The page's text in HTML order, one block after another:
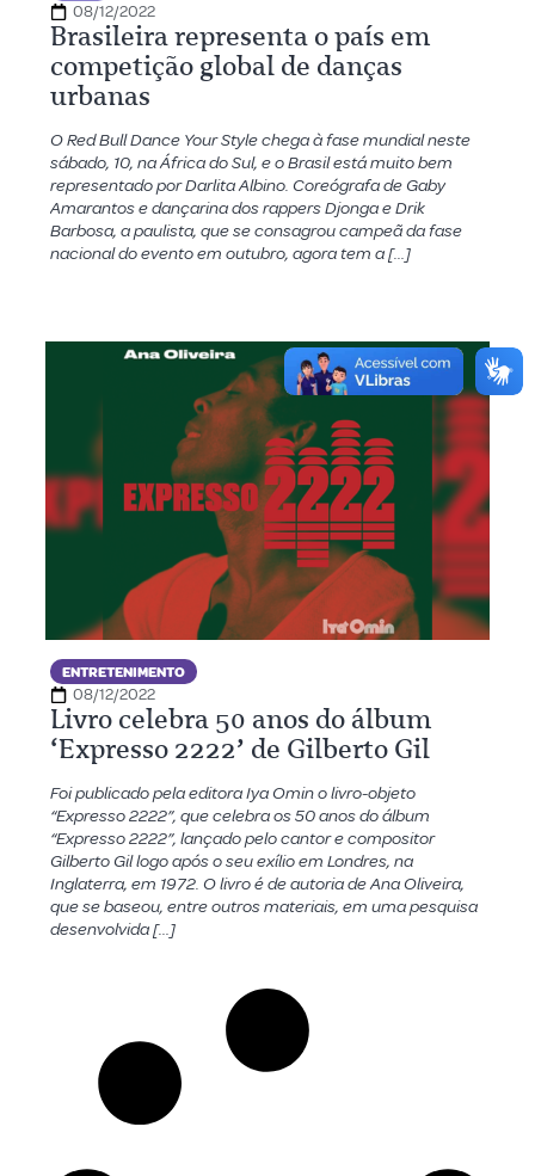
08/12/2022
Brasileira representa o país em
competição global de danças
urbanas
O Red Bull Dance Your Style chega à fase mundial neste
sábado, 10, na África do Sul, e o Brasil está muito bem
representado por Darlita Albino. Coreógrafa de Gaby
Amarantos e dançarina dos rappers Djonga e Drik
Barbosa, a paulista, que se consagrou campeã da fase
nacional do evento em outubro, agora tem a […]
ENTRETENIMENTO
08/12/2022
Livro celebra 50 anos do álbum
‘Expresso 2222’ de Gilberto Gil
Foi publicado pela editora Iya Omin o livro-objeto
“Expresso 2222”, que celebra os 50 anos do álbum
“Expresso 2222”, lançado pelo cantor e compositor
Gilberto Gil logo após o seu exílio em Londres, na
Inglaterra, em 1972. O livro é de autoria de Ana Oliveira,
que se baseou, entre outros materiais, em uma pesquisa
desenvolvida […]